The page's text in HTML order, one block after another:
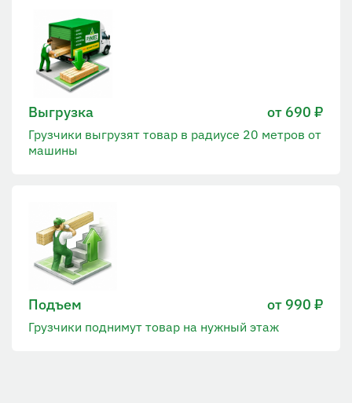
Выгрузка от 690 ₽
Грузчики выгрузят товар в радиусе 20 метров от
машины
Подъем от 990 ₽
Грузчики поднимут товар на нужный этаж